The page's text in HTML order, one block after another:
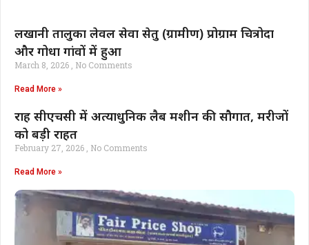
लखानी तालुका लेवल सेवा सेतु (ग्रामीण) प्रोग्राम चित्रोदा
और गोधा गांवों में हुआ
March 8, 2026 No Comments
Read More »
राह सीएचसी में अत्याधुनिक लैब मशीन की सौगात, मरीजों
को बड़ी राहत
February 27, 2026 No Comments
Read More »